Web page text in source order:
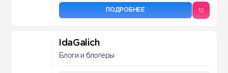
ПОДРОБНЕЕ
IdaGalich
Блоги и блогеры